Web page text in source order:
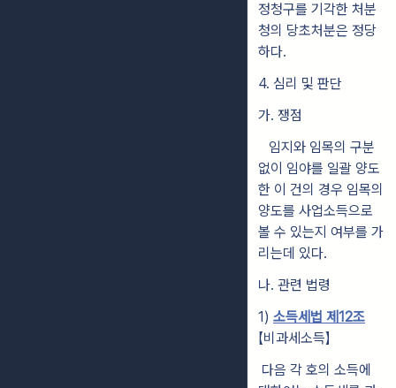
정청구를 기각한 처분
청의 당초처분은 정당
하다.
4. 심리 및 판단
가. 쟁점
임지와 임목의 구분
없이 임야를 일괄 양도
한 이 건의 경우 임목의
양도를 사업소득으로
볼 수 있는지 여부를 가
리는데 있다.
나. 관련 법령
1) 소득세법 제12조
【비과세소득】
다음 각 호의 소득에